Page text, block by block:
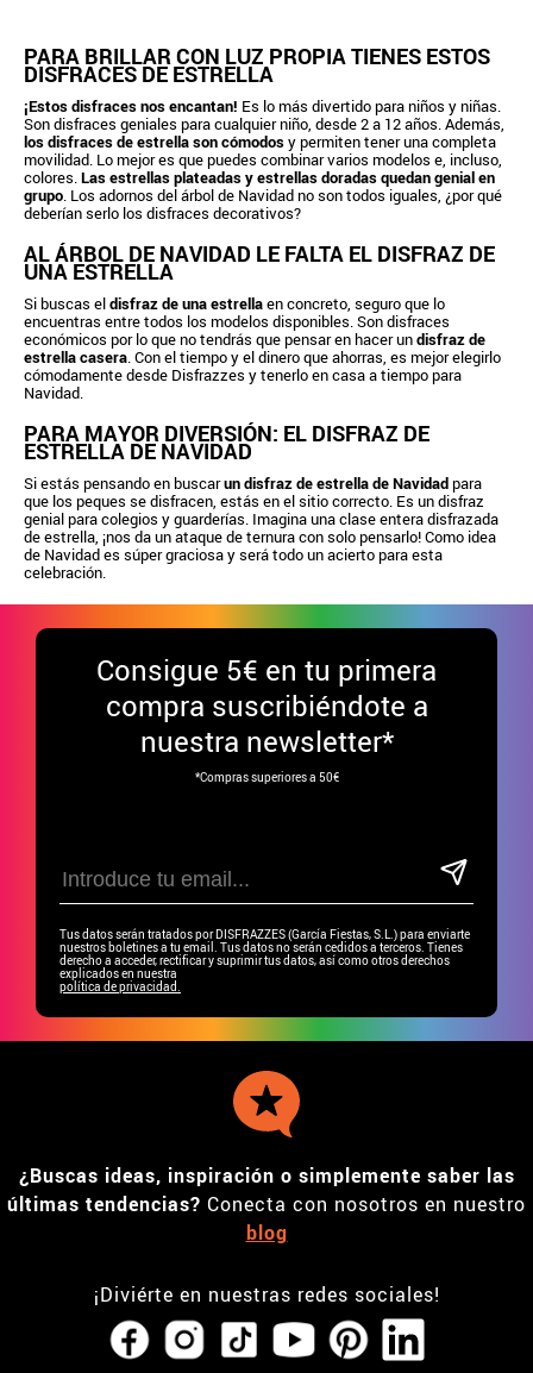
PARA BRILLAR CON LUZ PROPIA TIENES ESTOS
DISFRACES DE ESTRELLA
¡Estos disfraces nos encantan! Es lo más divertido para niños y niñas.
Son disfraces geniales para cualquier niño, desde 2 a 12 años. Además,
los disfraces de estrella son cómodosy permiten tener una completa
movilidad. Lo mejor es que puedes combinar varios modelos e, incluso,
colores.Las estrellas plateadas y estrellas doradas quedan genial en
grupo. Los adornos del árbol de Navidad no son todos iguales, ¿por qué
deberían serlo los disfraces decorativos?
AL ÁRBOL DE NAVIDAD LE FALTA EL DISFRAZ DE
UNA ESTRELLA
Si buscas eldisfraz de una estrellaen concreto, seguro que lo
encuentras entre todos los modelos disponibles. Son disfraces
económicos por lo que no tendrás que pensar en hacer undisfraz de
estrella casera. Con el tiempo y el dinero que ahorras, es mejor elegirlo
cómodamente desde Disfrazzes y tenerlo en casa a tiempo para
Navidad.
PARA MAYOR DIVERSIÓN: EL DISFRAZ DE
ESTRELLA DE NAVIDAD
Si estás pensando en buscarun disfraz de estrella de Navidadpara
que los peques se disfracen, estás en el sitio correcto. Es un disfraz
genial para colegios y guarderías. Imagina una clase entera disfrazada
de estrella, ¡nos da un ataque de ternura con solo pensarlo! Como idea
de Navidad es súper graciosa y será todo un acierto para esta
celebración.
Consigue 5€ en tu primera
compra suscribiéndote a
nuestra newsletter*
*Compras superiores a 50€
Tus datos serán tratados por DISFRAZZES (García Fiestas, S.L.) para enviarte
nuestros boletines a tu email. Tus datos no serán cedidos a terceros. Tienes
derecho a acceder, rectificar y suprimir tus datos, así como otros derechos
explicados en nuestra
política de privacidad.
¿Buscas ideas, inspiración o simplemente saber las
últimas tendencias? Conecta con nosotros en nuestro
blog
¡Diviérte en nuestras redes sociales!